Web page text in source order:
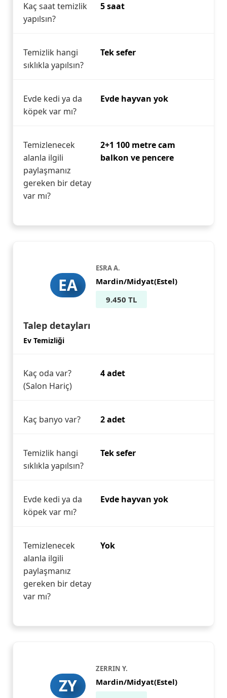
Kaç saat temizlik
yapılsın?
5 saat
Temizlik hangi
sıklıkla yapılsın?
Tek sefer
Evde kedi ya da
köpek var mı?
Evde hayvan yok
Temizlenecek
alanla ilgili
paylaşmanız
gereken bir detay
var mı?
2+1 100 metre cam
balkon ve pencere
EA
ESRA A.
Mardin/Midyat(Estel)
9.450 TL
Talep detayları
Ev Temizliği
Kaç oda var?
(Salon Hariç)
4 adet
Kaç banyo var? 2 adet
Temizlik hangi
sıklıkla yapılsın?
Tek sefer
Evde kedi ya da
köpek var mı?
Evde hayvan yok
Temizlenecek
alanla ilgili
paylaşmanız
gereken bir detay
var mı?
Yok
ZY
ZERRIN Y.
Mardin/Midyat(Estel)